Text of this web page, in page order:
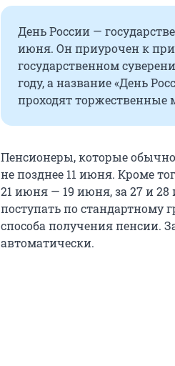
День России —
июня. Он приурочен к
государственном
году, а название «День
проходят
Пенсионеры, которые
не позднее 11 июня. Кроме
21 июня — 19 июня, за 27 и
поступать по стандартному
способа получения пенсии.
автоматически.